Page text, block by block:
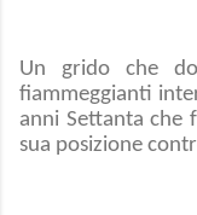
Un grido che
fiammeggianti
anni Settanta che
sua posizione